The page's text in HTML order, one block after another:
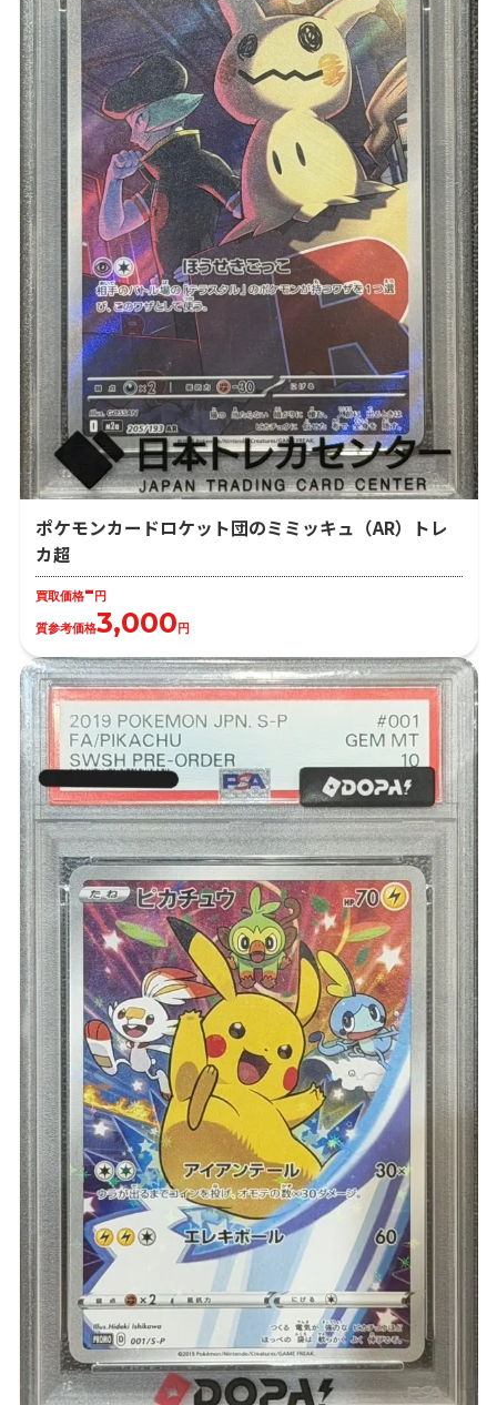
ポケモンカードロケット団のミミッキュ（AR）トレ
カ超
買取価格- 円
質参考価格3,000 円